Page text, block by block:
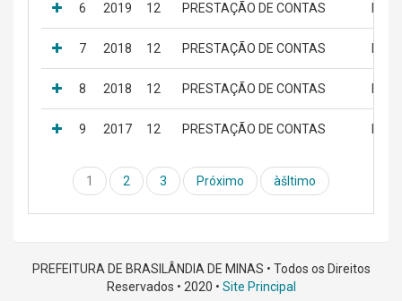
6 2019 12 PRESTAÇÃO DE CONTAS
7 2018 12 PRESTAÇÃO DE CONTAS
8 2018 12 PRESTAÇÃO DE CONTAS
9 2017 12 PRESTAÇÃO DE CONTAS
1 2 3 Próximo àšltimo
PREFEITURA DE BRASILÂNDIA DE MINAS • Todos os Direitos
Reservados • 2020 • Site Principal